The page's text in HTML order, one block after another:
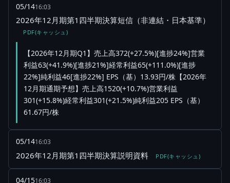
05/1416:03
2026年12月期第1四半期決算短信（非連結・日本基準）
PDF(キャッシュ)
【2026年12月期Q1】売上高372(+27.5%)[進捗24%]営業
利益63(+41.9%)[進捗21%]経常利益65(+111.0%)[進捗
22%]純利益46[進捗22%] EPS（基）13.93円/株【2026年
12月期通期予想】売上高1520(+10.7%)営業利益
301(+15.8%)経常利益301(+21.5%)純利益205 EPS（基）
61.67円/株
05/1416:03
2026年12月期第1四半期決算説明資料 PDF(キャッシュ)
04/1516:03